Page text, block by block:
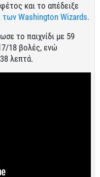
και το απέδειξε
Washington Wizards.
το παιχνίδι με 59
18 βολές, ενώ
λεπτά.